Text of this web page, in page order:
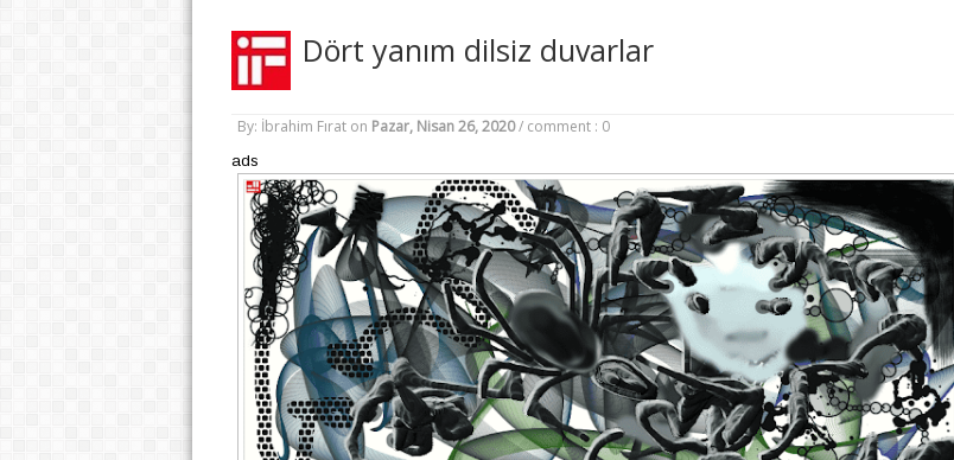
Dört yanım dilsiz duvarlar
By: İbrahim Fırat on Pazar, Nisan 26, 2020 / comment : 0
ads